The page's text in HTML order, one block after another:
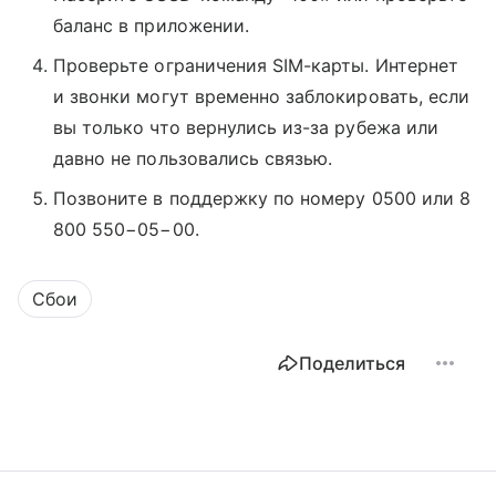
баланс в приложении.
Проверьте ограничения SIM-карты. Интернет
и звонки могут временно заблокировать, если
вы только что вернулись из-за рубежа или
давно не пользовались связью.
Позвоните в поддержку по номеру 0500 или 8
800 550−05−00.
Сбои
Поделиться